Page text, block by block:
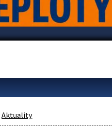
Aktuality